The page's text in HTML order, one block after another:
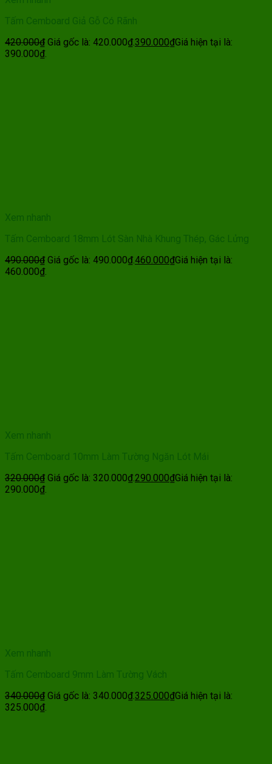
Tấm Cemboard Giả Gỗ Có Rãnh
420.000₫ Giá gốc là: 420.000₫.390.000₫Giá hiện tại là:
390.000₫.
Xem nhanh
Tấm Cemboard 18mm Lót Sàn Nhà Khung Thép, Gác Lửng
490.000₫ Giá gốc là: 490.000₫.460.000₫Giá hiện tại là:
460.000₫.
Xem nhanh
Tấm Cemboard 10mm Làm Tường Ngăn Lót Mái
320.000₫ Giá gốc là: 320.000₫.290.000₫Giá hiện tại là:
290.000₫.
Xem nhanh
Tấm Cemboard 9mm Làm Tường Vách
340.000₫ Giá gốc là: 340.000₫.325.000₫Giá hiện tại là:
325.000₫.